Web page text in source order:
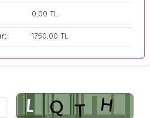
0 ,00 TL
1750 ,00 TL